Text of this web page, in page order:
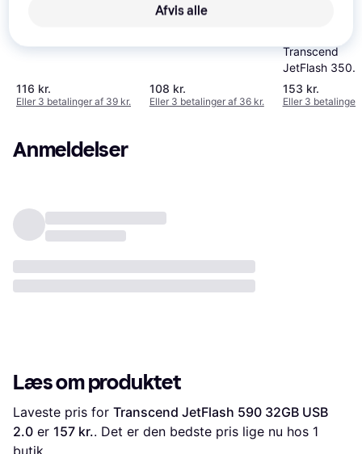
116 kr.
Eller 3 betalinger af 39 kr.
108 kr.
Eller 3 betalinger af 36 kr.
Transcend
JetFlash 350
32GB USB 2.0
153 kr.
Eller 3 betalinger
Anmeldelser
Læs om produktet
Laveste pris for Transcend JetFlash 590 32GB USB
2.0 er 157 kr.. Det er den bedste pris lige nu hos 1
butik.
Afvis alle